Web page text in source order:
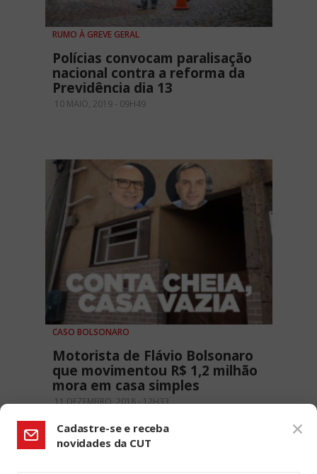
RUMO À GREVE GERAL
Polícias convocam paralisação
nacional contra a reforma da
Previdência dia 13
10 MAIO, 2019 - 09H49
CASO BOLSONARO
Motorista de Flávio Bolsonaro
que movimentou R$ 1,2 milhão
mora em casa simples
11 DEZEMBRO, 2018 - 12H33
Cadastre-se e receba
novidades da CUT